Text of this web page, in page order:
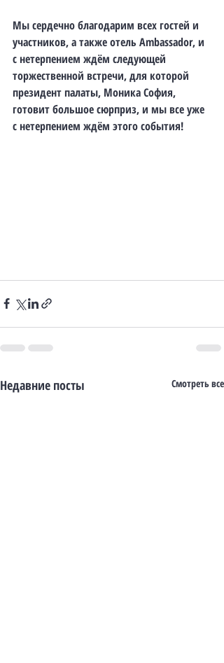
Мы сердечно благодарим всех гостей и
участников, а также отель Ambassador, и
с нетерпением ждём следующей
торжественной встречи, для которой
президент палаты, Моника София,
готовит большое сюрприз, и мы все уже
с нетерпением ждём этого события!
Недавние посты Смотреть все